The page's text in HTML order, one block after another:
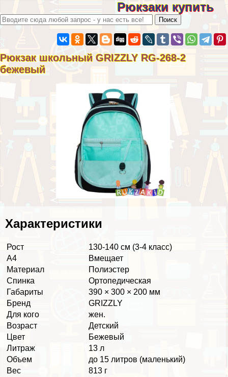
Рюкзаки купить
Рюкзак школьный GRIZZLY RG-268-2
бежевый
Хаpaктеристики
Рост
130-140 см (3-4 класс)
А4
Вмещает
Материал
Полиэстер
Спинка
Ортопедическая
Габариты
390 × 300 × 200 мм
Бренд
GRIZZLY
Для кого
жен.
Возраст
Детский
Цвет
Бежевый
Литраж
13 л
Объем
до 15 литров (маленький)
Вес
813 г